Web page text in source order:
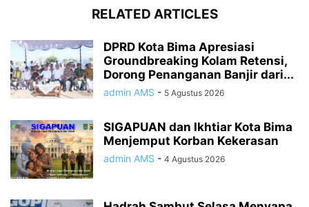
RELATED ARTICLES
DPRD Kota Bima Apresiasi
Groundbreaking Kolam Retensi,
Dorong Penanganan Banjir dari...
admin AMS - 5 Agustus 2026
SIGAPUAN dan Ikhtiar Kota Bima
Menjemput Korban Kekerasan
admin AMS - 4 Agustus 2026